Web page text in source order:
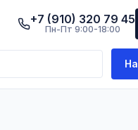
+7 (910) 320 79 45
Пн-Пт 9:00-18:00